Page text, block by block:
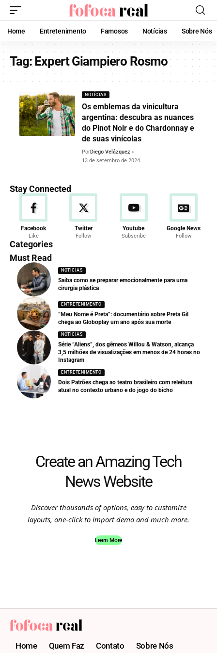
Home Entretenimento Famosos Notícias Sobre Nós
Tag:Expert Giampiero Rosmo
NOTÍCIAS
Os emblemas da vinicultura
argentina: descubra as nuances
do Pinot Noir e do Chardonnay e
de suas vinícolas
PorDiego Velázquez
13 de setembro de 2024
Stay Connected
Facebook
Like
Twitter
Follow
Youtube
Subscribe
Google News
Follow
Categories
Must Read
NOTÍCIAS
Saiba como se preparar emocionalmente para uma
cirurgia plástica
ENTRETENIMENTO
“Meu Nome é Preta”: documentário sobre Preta Gil
chega ao Globoplay um ano após sua morte
NOTÍCIAS
Série “Aliens”, dos gêmeos Willou & Watson, alcança
3,5 milhões de visualizações em menos de 24 horas no
Instagram
ENTRETENIMENTO
Dois Patrões chega ao teatro brasileiro com releitura
atual no contexto urbano e do jogo do bicho
Create an Amazing Tech
News Website
Discover thousands of options, easy to customize
layouts, one-click to import demo and much more.
Learn More
Home Quem Faz Contato Sobre Nós